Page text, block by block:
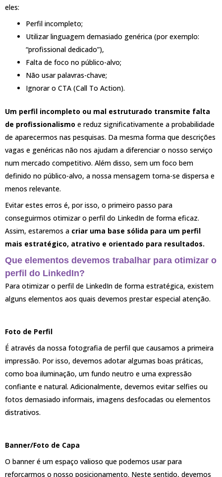
eles:
Perfil incompleto;
Utilizar linguagem demasiado genérica (por exemplo:
“profissional dedicado”),
Falta de foco no público-alvo;
Não usar palavras-chave;
Ignorar o CTA (Call To Action).
Um perfil incompleto ou mal estruturado transmite falta
de profissionalismo e reduz significativamente a probabilidade
de aparecermos nas pesquisas. Da mesma forma que descrições
vagas e genéricas não nos ajudam a diferenciar o nosso serviço
num mercado competitivo. Além disso, sem um foco bem
definido no público-alvo, a nossa mensagem torna-se dispersa e
menos relevante.
Evitar estes erros é, por isso, o primeiro passo para
conseguirmos otimizar o perfil do LinkedIn de forma eficaz.
Assim, estaremos a criar uma base sólida para um perfil
mais estratégico, atrativo e orientado para resultados.
Que elementos devemos trabalhar para otimizar o
perfil do LinkedIn?
Para otimizar o perfil de LinkedIn de forma estratégica, existem
alguns elementos aos quais devemos prestar especial atenção.
Foto de Perfil
É através da nossa fotografia de perfil que causamos a primeira
impressão. Por isso, devemos adotar algumas boas práticas,
como boa iluminação, um fundo neutro e uma expressão
confiante e natural. Adicionalmente, devemos evitar selfies ou
fotos demasiado informais, imagens desfocadas ou elementos
distrativos.
Banner/Foto de Capa
O banner é um espaço valioso que podemos usar para
reforçarmos o nosso posicionamento. Neste sentido, devemos